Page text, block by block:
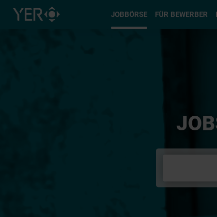
JOBBÖRSE FÜR BEWERBER
Typ